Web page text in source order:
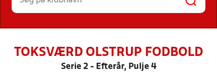
TOKSVÆRD OLSTRUP FODBOLD
Serie 2 - Efterår, Pulje 4